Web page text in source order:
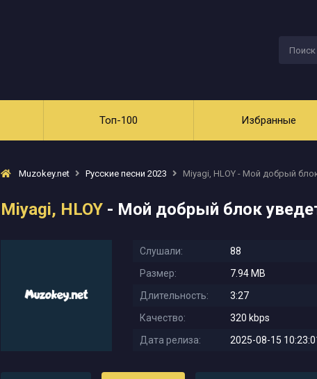
Топ-100 Избранные
Muzokey.net Русские песни 2023 Miyagi, HLOY - Мой добрый
Miyagi, HLOY - Мой добрый блок
Слушали:
88
Размер:
7.94 MB
Длительность:
3:27
Качество:
320 kbps
Дата релиза:
2025-08-15